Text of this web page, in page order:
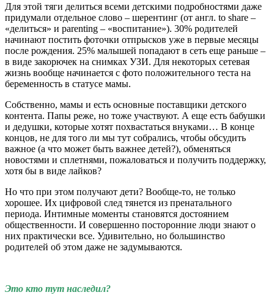
Для этой тяги делиться всеми детскими подробностями даже
придумали отдельное слово – шерентинг (от англ. to share –
«делиться» и parenting – «воспитание»). 30% родителей
начинают постить фоточки отпрысков уже в первые месяцы
после рождения. 25% малышей попадают в сеть еще раньше –
в виде закорючек на снимках УЗИ. Для некоторых сетевая
жизнь вообще начинается с фото положительного теста на
беременность в статусе мамы.
Собственно, мамы и есть основные поставщики детского
контента. Папы реже, но тоже участвуют. А еще есть бабушки
и дедушки, которые хотят похвастаться внуками… В конце
концов, не для того ли мы тут собрались, чтобы обсудить
важное (а что может быть важнее детей?), обменяться
новостями и сплетнями, пожаловаться и получить поддержку,
хотя бы в виде лайков?
Но что при этом получают дети? Вообще-то, не только
хорошее. Их цифровой след тянется из пренатального
периода. Интимные моменты становятся достоянием
общественности. И совершенно посторонние люди знают о
них практически все. Удивительно, но большинство
родителей об этом даже не задумываются.
Это кто тут наследил?